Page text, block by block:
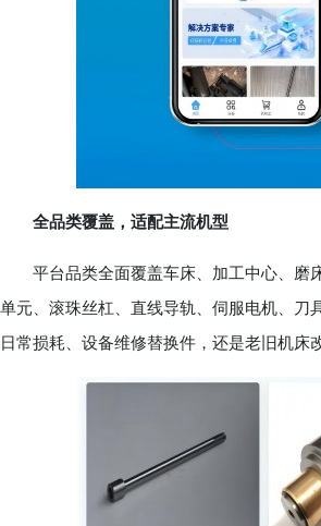
全品类覆盖，适配主流机型
平台品类全面覆盖车床、加工中心、磨床
单元、滚珠丝杠、直线导轨、伺服电机、刀
日常损耗、设备维修替换件，还是老旧机